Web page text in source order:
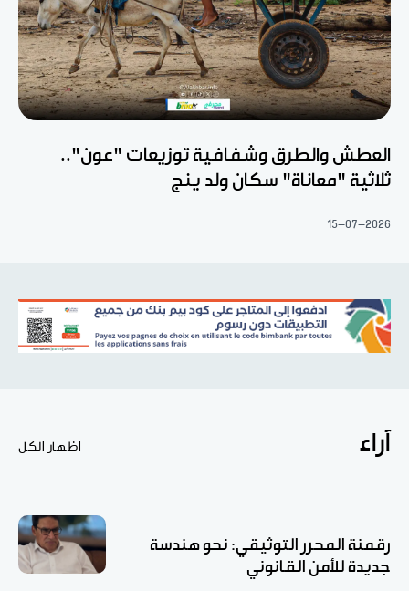
العطش والطرق وشفافية توزيعات "عون"..
ثلاثية "معاناة" سكان ولد ينج
15-07-2026
آراء اظهار الكل
رقمنة المحرر التوثيقي: نحو هندسة
جديدة للأمن القانوني